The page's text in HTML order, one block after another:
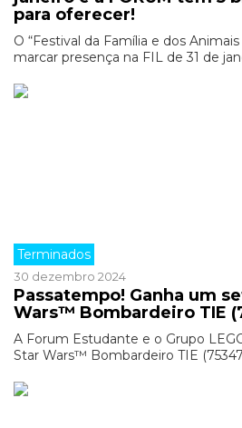
para oferecer!
O “Festival da Família e dos
marcar presença na FIL de 31 de
Terminados
30 dezembro 2024
Passatempo! Ganha um
Wars™ Bombardeiro TIE
A Forum Estudante e o Grupo
Star Wars™ Bombardeiro TIE